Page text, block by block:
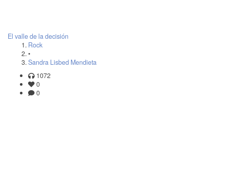
El valle de la decisión
Rock
•
Sandra Lisbed Mendieta
1072
0
0